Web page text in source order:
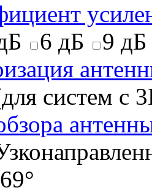
6 дБ
9 дБ
систем с